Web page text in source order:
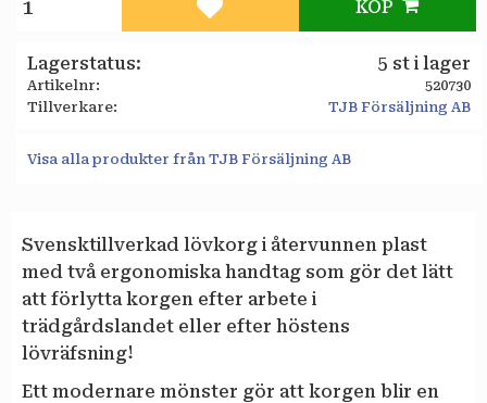
KÖP
Lägg till i favoriter
Lagerstatus 5 st i lager
Artikelnr
520730
Tillverkare
TJB Försäljning AB
Visa alla produkter från TJB Försäljning AB
Svensktillverkad lövkorg i återvunnen plast
med två ergonomiska handtag som gör det lätt
att förlytta korgen efter arbete i
trädgårdslandet eller efter höstens
lövräfsning!
Ett modernare mönster gör att korgen blir en